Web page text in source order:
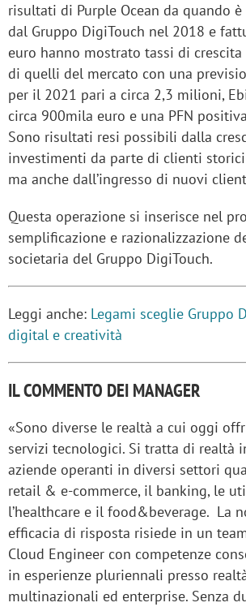
risultati di Purple Ocean da quando
dal Gruppo DigiTouch nel 2018 e
euro hanno mostrato tassi di
di quelli del mercato con una
per il 2021 pari a circa 2,3 milioni,
circa 900mila euro e una PFN
Sono risultati resi possibili dalla
investimenti da parte di clienti storici
ma anche dall’ingresso di nuovi
Questa operazione si inserisce nel
semplificazione e razionalizzazione
societaria del Gruppo DigiTouch.
Leggi anche: Legami sceglie Gruppo
digital e creatività
IL COMMENTO DEI MANAGER
«Sono diverse le realtà a cui oggi
servizi tecnologici. Si tratta di realtà
aziende operanti in diversi settori
retail & e-commerce, il banking, le
l’healthcare e il food&beverage. La
efficacia di risposta risiede in un
Cloud Engineer con competenze
in esperienze pluriennali presso
multinazionali ed enterprise. Senza